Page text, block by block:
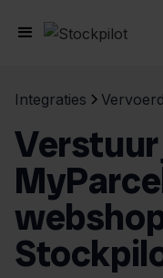
Integraties